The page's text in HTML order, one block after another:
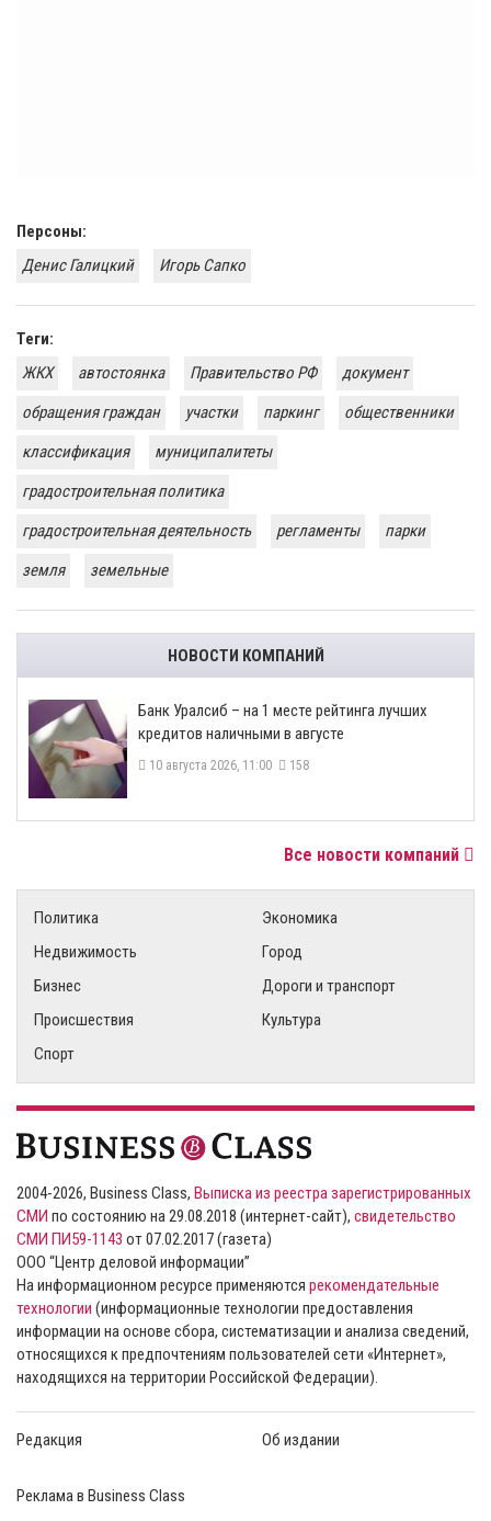
Персоны:
Денис Галицкий
Игорь Сапко
Теги:
ЖКХ
автостоянка Правительство РФ
документ
обращения граждан
участки паркинг
общественники
классификация
муниципалитеты
градостроительная политика
градостроительная деятельность
регламенты
парки
земля
земельные
НОВОСТИ КОМПАНИЙ
Банк Уралсиб – на 1 месте рейтинга лучших
кредитов наличными в августе
10 августа 2026, 11:00 158
Все новости компаний
Политика
Экономика
Недвижимость
Город
Бизнес
Дороги и транспорт
Происшествия
Культура
Спорт
2004-2026, Business Class, Выписка из реестра зарегистрированных
СМИ по состоянию на 29.08.2018 (интернет-сайт), свидетельство
СМИ ПИ59-1143 от 07.02.2017 (газета)
ООО “Центр деловой информации”
На информационном ресурсе применяются рекомендательные
технологии (информационные технологии предоставления
информации на основе сбора, систематизации и анализа сведений,
относящихся к предпочтениям пользователей сети «Интернет»,
находящихся на территории Российской Федерации).
Редакция Об издании
Реклама в Business Class